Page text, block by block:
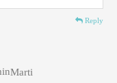
Reply
Marti